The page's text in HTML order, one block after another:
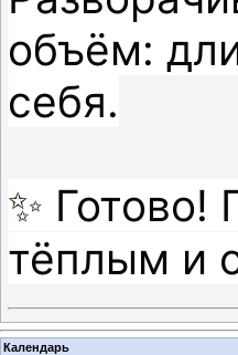
объём:
себя.
✨ Готово!
тёплым и
Календарь